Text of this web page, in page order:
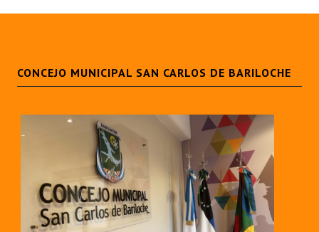
CONCEJO MUNICIPAL SAN CARLOS DE BARILOCHE